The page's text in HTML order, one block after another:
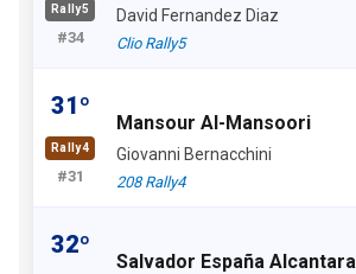
Rally5
#34
David Fernandez Diaz
Clio Rally5
31º
Rally4
#31
Mansour Al-Mansoori
Giovanni Bernacchini
208 Rally4
32º
Salvador España Alcantara